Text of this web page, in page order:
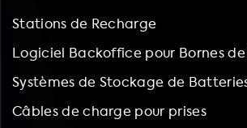
Stations de Recharge
Logiciel Backoffice pour Bornes
Systèmes de Stockage de
Câbles de charge pour prises